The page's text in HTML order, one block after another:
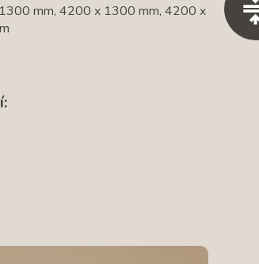
mm, 4200 x 1300 mm, 4200 x